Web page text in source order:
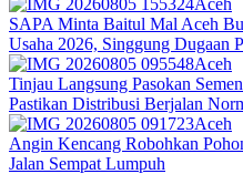
SAPA Minta Baitul Mal Aceh
Usaha 2026, Singgung Dugaan
Aceh
Tinjau Langsung Pasokan
Pastikan Distribusi Berjalan
Aceh
Angin Kencang Robohkan
Jalan Sempat Lumpuh